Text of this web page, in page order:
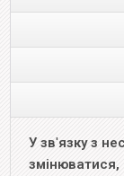
У зв'язку з
змінюватися,